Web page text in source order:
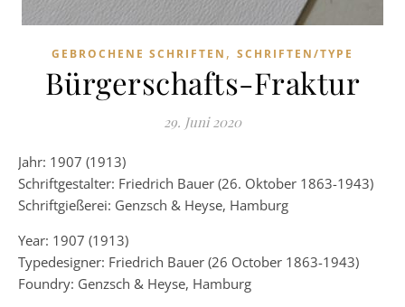
GEBROCHENE SCHRIFTEN , SCHRIFTEN/TYPE
Bürgerschafts-Fraktur
29. Juni 2020
Jahr: 1907 (1913)
Schriftgestalter: Friedrich Bauer (26. Oktober 1863-1943)
Schriftgießerei: Genzsch & Heyse, Hamburg
Year: 1907 (1913)
Typedesigner: Friedrich Bauer (26 October 1863-1943)
Foundry: Genzsch & Heyse, Hamburg